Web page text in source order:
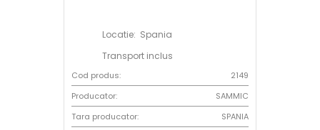
Locatie: Spania
Transport inclus
Cod produs:
2149
Producator:
SAMMIC
Tara producator:
SPANIA